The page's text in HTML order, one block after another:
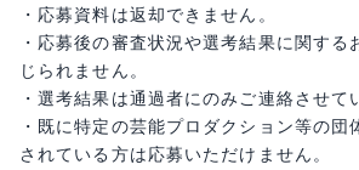
・応募資料は返却できません。
・応募後の審査状況や選考結果に関する
じられません。
・選考結果は通過者にのみご連絡させて
・既に特定の芸能プロダクション等の団
されている方は応募いただけません。